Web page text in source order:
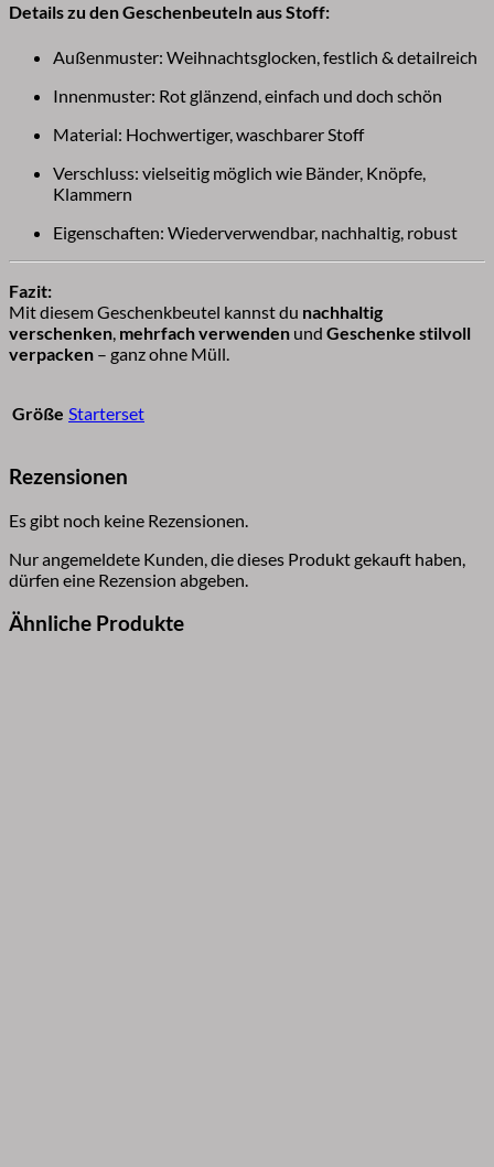
Details zu den Geschenbeuteln aus Stoff:
Außenmuster: Weihnachtsglocken, festlich & detailreich
Innenmuster: Rot glänzend, einfach und doch schön
Material: Hochwertiger, waschbarer Stoff
Verschluss: vielseitig möglich wie Bänder, Knöpfe,
Klammern
Eigenschaften: Wiederverwendbar, nachhaltig, robust
Fazit:
Mit diesem Geschenkbeutel kannst du nachhaltig
verschenken mehrfach verwenden und Geschenke stilvoll
verpacken – ganz ohne Müll.
Größe Starterset
Rezensionen
Es gibt noch keine Rezensionen.
Nur angemeldete Kunden, die dieses Produkt gekauft haben,
dürfen eine Rezension abgeben.
Ähnliche Produkte